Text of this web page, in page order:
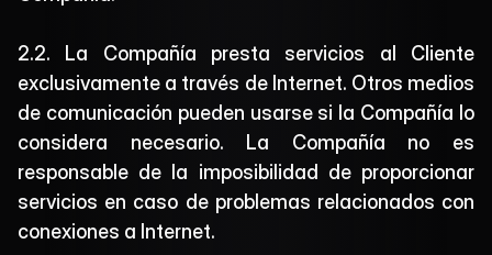
2.2. La Compañía presta servicios al Cliente
exclusivamente a través de Internet. Otros medios
de comunicación pueden usarse si la Compañía lo
considera necesario. La Compañía no es
responsable de la imposibilidad de proporcionar
servicios en caso de problemas relacionados con
conexiones a Internet.